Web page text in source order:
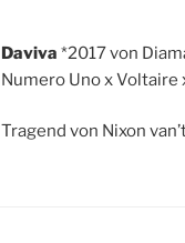
Daviva *2017 von
Numero Uno x Voltaire
Tragend von Nixon